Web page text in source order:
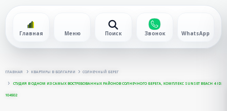
Главная Меню Поиск Звонок WhatsApp
ГЛАВНАЯ КВАРТИРЫ В БОЛГАРИИ СОЛНЕЧНЫЙ БЕРЕГ
СТУДИЯ В ОДНОМ ИЗ САМЫХ ВОСТРЕБОВАННЫХ РАЙОНОВ СОЛНЕЧНОГО БЕРЕГА, КОМПЛЕКС SUNSET BEACH 4 ID:
104502